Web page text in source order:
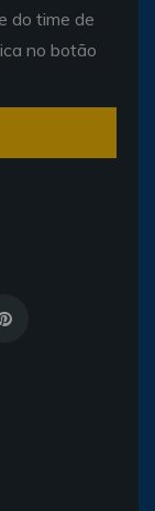
do time de
no botão